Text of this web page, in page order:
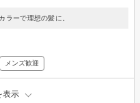
ラーで理想の髪に。
メンズ歓迎
表示